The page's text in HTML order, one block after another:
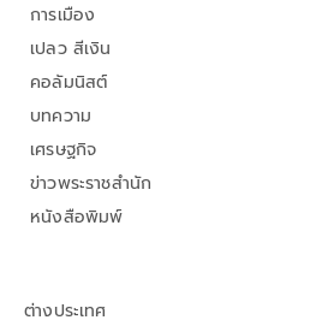
การเมือง
เปลว สีเงิน
คอลัมนิสต์
บทความ
เศรษฐกิจ
ข่าวพระราชสำนัก
หนังสือพิมพ์
ต่างประเทศ